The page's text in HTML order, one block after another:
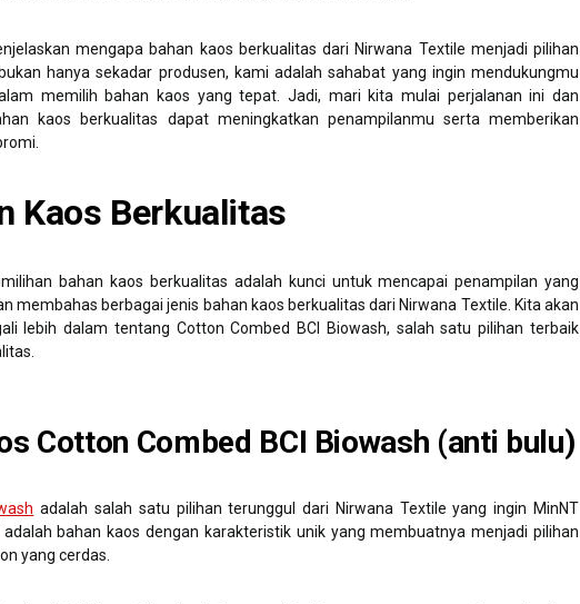
mengapa bahan kaos berkualitas dari Nirwana Textile menjadi pilihan
hanya sekadar produsen, kami adalah sahabat yang ingin mendukungmu
memilih bahan kaos yang tepat. Jadi, mari kita mulai perjalanan ini dan
kaos berkualitas dapat meningkatkan penampilanmu serta memberikan
Kaos Berkualitas
bahan kaos berkualitas adalah kunci untuk mencapai penampilan yang
membahas berbagai jenis bahan kaos berkualitas dari Nirwana Textile. Kita akan
lebih dalam tentang Cotton Combed BCI Biowash, salah satu pilihan terbaik
Cotton Combed BCI Biowash (anti bulu)
adalah salah satu pilihan terunggul dari Nirwana Textile yang ingin MinNT
bahan kaos dengan karakteristik unik yang membuatnya menjadi pilihan
yang cerdas.